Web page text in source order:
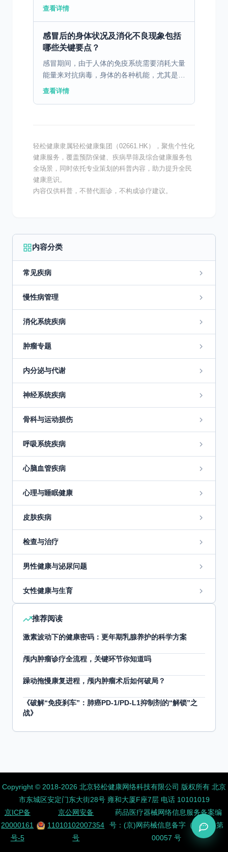
病的高发。通过科学合理的饮食调理，可以有
查看详情
感冒后的身体状况及消化不良现象包括
哪些关键要点？
感冒期间，由于人体的免疫系统需要消耗大量
能量来对抗病毒，身体的各种机能，尤其是消
化系统，可能会受到影响。免疫系统启动后，
查看详情
轻松健康隶属轻松健康集团（02661.HK），聚焦个性化
健康服务，覆盖预防保健、疾病早筛及综合健康服务包
全场景，同时依托专业策划的科普内容，助力提升全民
健康意识。
内容仅供科普，不替代面诊，不构成诊疗建议。
内容分类
常见疾病
慢性病管理
消化系统疾病
肿瘤专题
内分泌与代谢
神经系统疾病
骨科与运动损伤
呼吸系统疾病
心脑血管疾病
心理与睡眠健康
皮肤疾病
检查与治疗
男性健康与泌尿问题
女性健康与生育
推荐阅读
激素波动下的健康密码：更年期乳腺养护的科学方案
颅内肿瘤诊疗全流程，关键环节你知道吗
躁动拖慢康复进程，颅内肿瘤术后如何破局？
《破解“免疫刹车”：肺癌PD-1/PD-L1抑制剂的“解锁”之
战》
Copyright ©️ 2018-2026 北京轻松健康网络科技有限公司 版权所有 北京
市东城区安定门东大街28号 雍和大厦F座7层 电话 10101019
京ICP备
20000161
号-5
京公网安备
11010102007354
号
药品医疗器械网络信息服务备案编
号：(京)网药械信息备字（2026）第
00057 号